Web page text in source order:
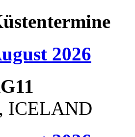
2026
ICELAND